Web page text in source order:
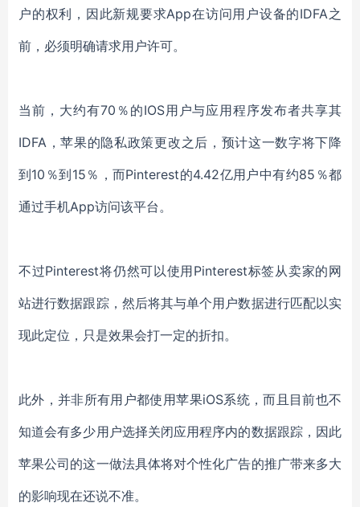
户的权利，因此新规要求App在访问用户设备的IDFA之
前，必须明确请求用户许可。
当前，大约有70％的IOS用户与应用程序发布者共享其
IDFA ，苹果的隐私政策更改之后，预计这一数字将下降
到10％到15％，而Pinterest的4.42亿用户中有约85％都
通过手机App访问该平台。
不过Pinterest将仍然可以使用Pinterest标签从卖家的网
站进行数据跟踪，然后将其与单个用户数据进行匹配以实
现此定位，只是效果会打一定的折扣。
此外，并非所有用户都使用苹果iOS系统，而且目前也不
知道会有多少用户选择关闭应用程序内的数据跟踪， 因此
苹果公司的这一做法具体将对个性化广告的推广带来多大
的影响现在还说不准。